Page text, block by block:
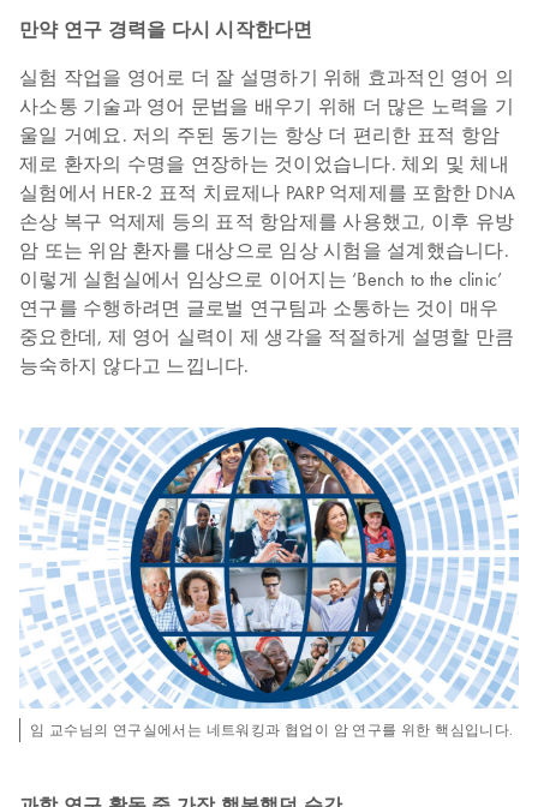
만약 연구 경력을 다시 시작한다면
실험 작업을 영어로 더 잘 설명하기 위해 효과적인 영어 의
사소통 기술과 영어 문법을 배우기 위해 더 많은 노력을 기
울일 거예요. 저의 주된 동기는 항상 더 편리한 표적 항암
제로 환자의 수명을 연장하는 것이었습니다. 체외 및 체내
실험에서 HER-2 표적 치료제나 PARP 억제제를 포함한 DNA
손상 복구 억제제 등의 표적 항암제를 사용했고, 이후 유방
암 또는 위암 환자를 대상으로 임상 시험을 설계했습니다.
이렇게 실험실에서 임상으로 이어지는 ‘Bench to the clinic’
연구를 수행하려면 글로벌 연구팀과 소통하는 것이 매우
중요한데, 제 영어 실력이 제 생각을 적절하게 설명할 만큼
능숙하지 않다고 느낍니다.
임 교수님의 연구실에서는 네트워킹과 협업이 암 연구를 위한 핵심입니다.